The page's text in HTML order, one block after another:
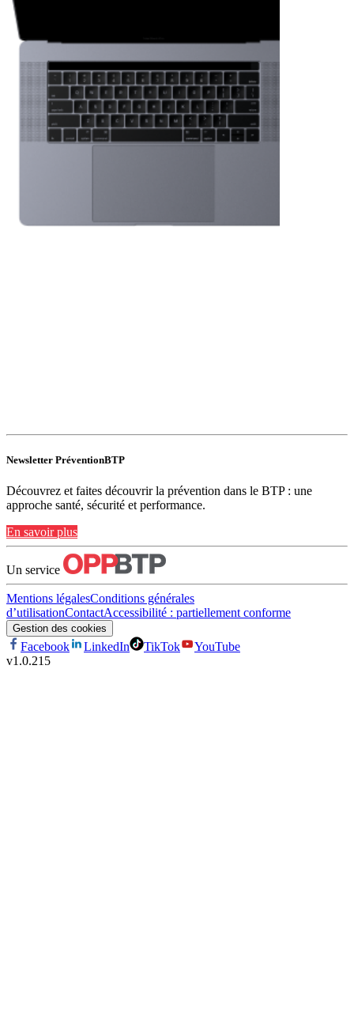
Newsletter PréventionBTP
Découvrez et faites découvrir la prévention dans le BTP : une
approche santé, sécurité et performance.
En savoir plus
Un service
Mentions légalesConditions générales
d’utilisationContactAccessibilité : partiellement conforme
Gestion des cookies
Facebook LinkedIn TikTok
YouTube
v1.0.215